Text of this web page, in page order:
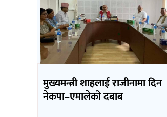
मुख्यमन्त्री शाहलाई राजीनामा दिन
नेकपा–एमालेको दबाब